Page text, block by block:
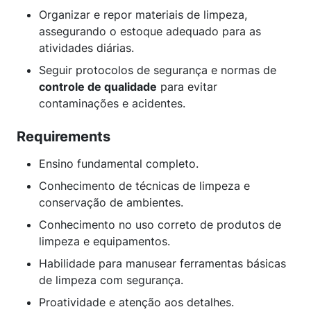
Organizar e repor materiais de limpeza,
assegurando o estoque adequado para as
atividades diárias.
Seguir protocolos de segurança e normas de
controle de qualidade para evitar
contaminações e acidentes.
Requirements
Ensino fundamental completo.
Conhecimento de técnicas de limpeza e
conservação de ambientes.
Conhecimento no uso correto de produtos de
limpeza e equipamentos.
Habilidade para manusear ferramentas básicas
de limpeza com segurança.
Proatividade e atenção aos detalhes.